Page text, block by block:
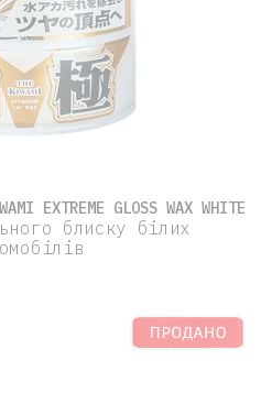
EXTREME GLOSS WAX WHITE
блиску білих